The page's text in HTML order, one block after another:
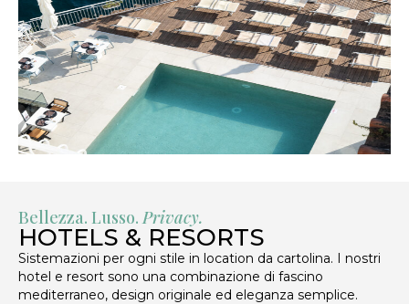
Bellezza. Lusso.Privacy.
HOTELS & RESORTS
Sistemazioni per ogni stile in location da cartolina. I nostri
hotel e resort sono una combinazione di fascino
mediterraneo, design originale ed eleganza semplice.